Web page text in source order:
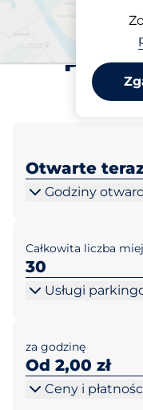
Otwarte
Godziny
Całkowita liczba
30
Usługi
za godzinę
Od 2,00 zł
Ceny i